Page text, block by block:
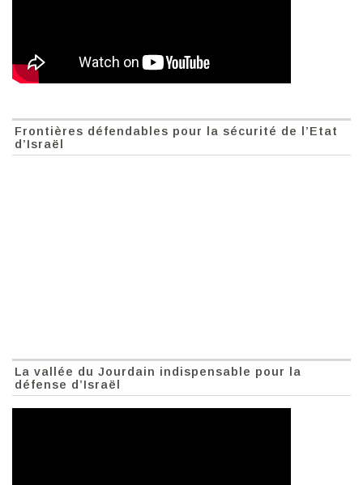
Frontières défendables pour la sécurité de l’Etat
d’Israël
La vallée du Jourdain indispensable pour la
défense d’Israël